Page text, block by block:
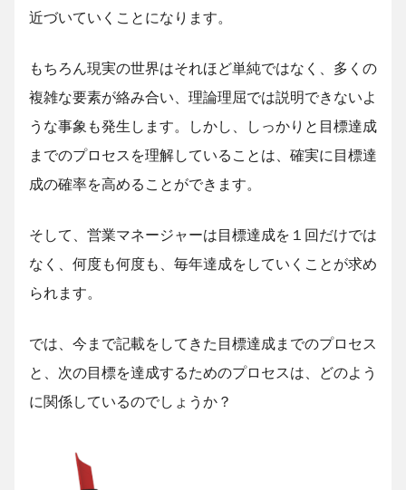
近づいていくことになります。
もちろん現実の世界はそれほど単純ではなく、多くの
複雑な要素が絡み合い、理論理屈では説明できないよ
うな事象も発生します。しかし、しっかりと目標達成
までのプロセスを理解していることは、確実に目標達
成の確率を高めることができます。
そして、営業マネージャーは目標達成を１回だけでは
なく、何度も何度も、毎年達成をしていくことが求め
られます。
では、今まで記載をしてきた目標達成までのプロセス
と、次の目標を達成するためのプロセスは、どのよう
に関係しているのでしょうか？